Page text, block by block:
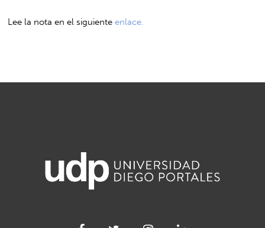
Lee la nota en el siguienteenlace.